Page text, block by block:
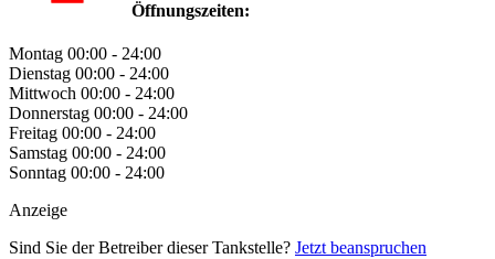
Öffnungszeiten:
Montag 00:00 - 24:00
Dienstag 00:00 - 24:00
Mittwoch 00:00 - 24:00
Donnerstag 00:00 - 24:00
Freitag 00:00 - 24:00
Samstag 00:00 - 24:00
Sonntag 00:00 - 24:00
Anzeige
Sind Sie der Betreiber dieser Tankstelle? Jetzt beanspruchen